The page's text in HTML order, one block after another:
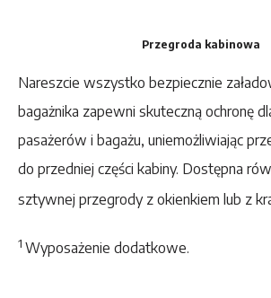
Przegroda kabinowa
Nareszcie wszystko bezpiecznie
bagażnika zapewni skuteczną ochronę
pasażerów i bagażu, uniemożliwiając
do przedniej części kabiny. Dostępna
sztywnej przegrody z okienkiem lub z
1 Wyposażenie dodatkowe.